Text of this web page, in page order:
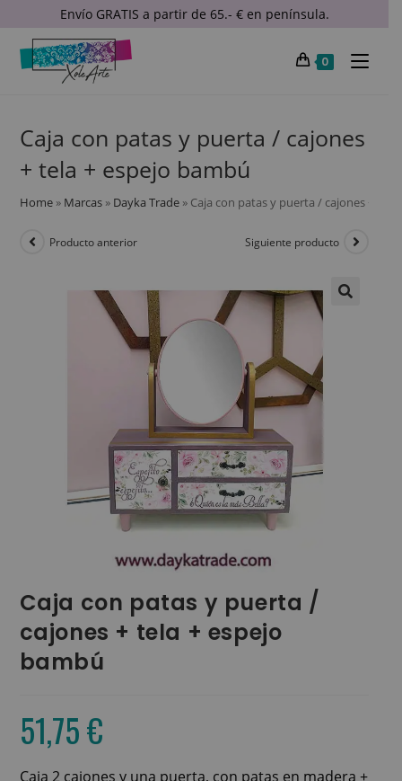
Envío GRATIS a partir de 65.- € en península.
0
Caja con patas y puerta / cajones
+ tela + espejo bambú
Home» Marcas» Dayka Trade» Caja con patas y puerta / cajones + tela
Producto anterior Siguiente producto
Caja con patas y puerta /
cajones + tela + espejo
bambú
51,75€
Caja 2 cajones y una puerta, con patas en madera +